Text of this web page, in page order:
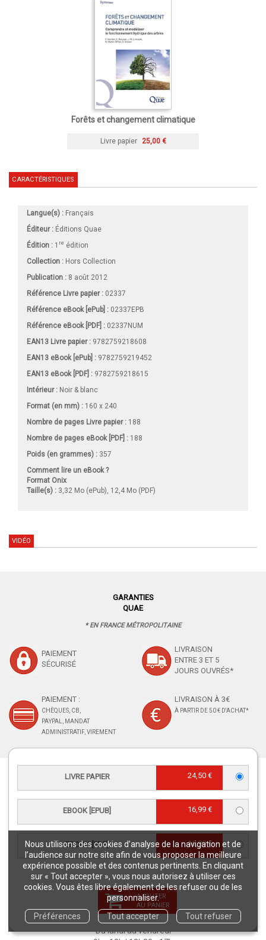
Nous utilisons des cookies d’analyse de la navigation et de
l’audience sur notre site afin de vous proposer la meilleure
expérience possible et des contenus pertinents. En cliquant
sur « Tout accepter », vous nous autorisez à utiliser ces
cookies. Vous êtes libre également de les refuser ou de les
personnaliser.
Préférences
Tout accepter Tout refuser
LIVRE PAPIER 24,50 €
EBOOK [EPUB] 16,99 €
EBOOK [PDF] 16,99 €
AJOUTER
AU PANIER
Forêts et changement climatique
Livre papier 25,00 €
CARACTÉRISTIQUES
Langue(s) : Français
Éditeur : Éditions Quae
Édition : 1 re édition
Collection : Hors Collection
Publication : 8 août 2012
Référence Livre papier : 02337
Référence eBook [ePub] : 02337EPB
Référence eBook [PDF] : 02337NUM
EAN13 Livre papier : 9782759218608
EAN13 eBook [ePub] : 9782759219452
EAN13 eBook [PDF] : 9782759218615
Intérieur : Noir & blanc
Format (en mm) : 160 x 240
Nombre de pages Livre papier: 188
Nombre de pages eBook [PDF] : 188
Poids (en grammes) : 357
Comment lire un eBook ?
Format Onix
Taille(s) : 3,32 Mo (ePub), 12,4 Mo (PDF)
VIDÉO
GARANTIES
QUAE
* EN FRANCE MÉTROPOLITAINE
PAIEMENT
SÉCURISÉ
LIVRAISON
ENTRE 3 ET 5
JOURS OUVRÉS*
PAIEMENT :
CHÈQUES, CB,
PAYPAL, MANDAT
ADMINISTRATIF, VIREMENT
LIVRAISON À 3€
À PARTIR DE 50 € D'ACHAT*
CONTACT SERVICE CLIENTS
serviceclients@quae.fr
Éditions Quae - c/o INRAE RD 10 -
78026 Versailles Cedex
Tél : +33 6 33 35 48 40
Du lundi au vendredi